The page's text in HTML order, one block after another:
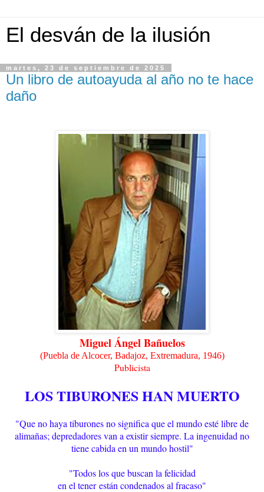
El desván de la ilusión
martes, 23 de septiembre de 2025
Un libro de autoayuda al año no te hace
daño
Miguel Ángel Bañuelos
(Puebla de Alcocer, Badajoz, Extremadura, 1946)
Publicista
LOS TIBURONES HAN MUERTO
"Que no haya tiburones no significa que el mundo esté libre de
alimañas; depredadores van a existir siempre. La ingenuidad no
tiene cabida en un mundo hostil"
"Todos los que buscan la felicidad
en el tenerestán condenados al fracaso"